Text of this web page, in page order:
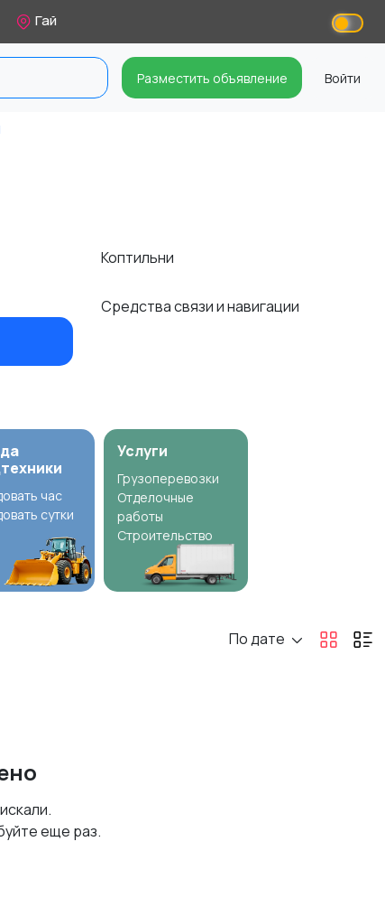
Гай
Разместить объявление Войти
Коптильни
Средства связи и навигации
час
сутки
Услуги
Грузоперевозки
Отделочные
работы
Строительство
По дате
еще раз.